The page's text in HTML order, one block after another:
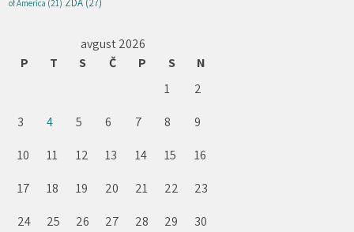
of America (21) ZDA (27)
avgust 2026
P
T S Č P S
N
1
2
3
4 5 6 7 8
9
10
11 12 13 14 15
16
17
18 19 20 21 22
23
24
25 26 27 28 29 30